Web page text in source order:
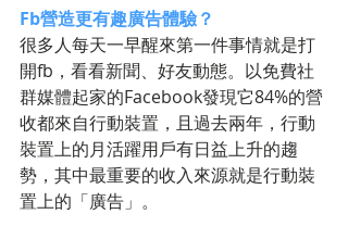
Fb營造更有趣廣告體驗？
很多人每天一早醒來第一件事情就是打
開fb，看看新聞、好友動態。以免費社
群媒體起家的Facebook發現它84%的營
收都來自行動裝置，且過去兩年，行動
裝置上的月活躍用戶有日益上升的趨
勢，其中最重要的收入來源就是行動裝
置上的「廣告」。